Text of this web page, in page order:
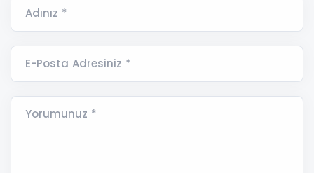
Adınız *
E-Posta Adresiniz *
Yorumunuz *